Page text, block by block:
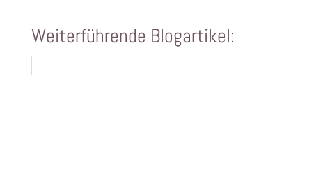
Weiterführende Blogartikel: